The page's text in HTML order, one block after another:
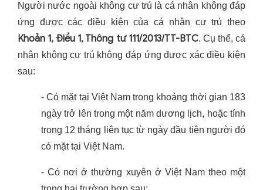
Người nước ngoài không cư trú là cá nhân không đáp
ứng được các điều kiện của cá nhân cư trú theo
Khoản 1, Điều 1, Thông tư 111/2013/TT-BTC. Cụ thể, cá
nhân không cư trú không đáp ứng được xác điều kiện
sau:
- Có mặt tại Việt Nam trong khoảng thời gian 183
ngày trở lên trong một năm dương lịch, hoặc tính
trong 12 tháng liên tục từ ngày đầu tiên người đó
có mặt tại Việt Nam.
- Có nơi ở thường xuyên ở Việt Nam theo một